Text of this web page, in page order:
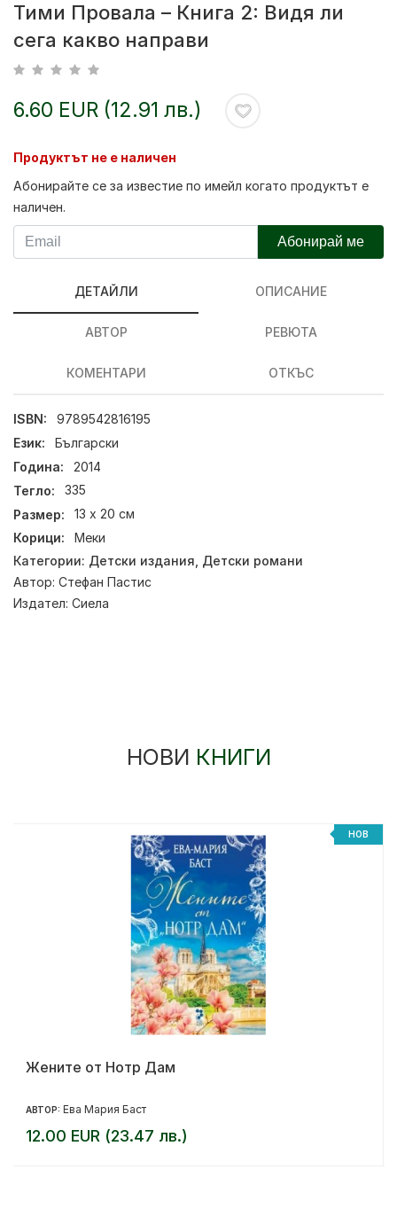
Тими Провала – Книга 2: Видя ли
сега какво направи
6.60 EUR (12.91 лв.)
Продуктът не е наличен
Абонирайте се за известие по имейл когато продуктът е
наличен.
Абонирай ме
ДЕТАЙЛИ ОПИСАНИЕ
АВТОР РЕВЮТА
КОМЕНТАРИ ОТКЪС
ISBN:
9789542816195
Език:
Български
Година:
2014
Тегло:
335
Размер:
13 х 20 см
Корици:
Меки
Категории: Детски издания Детски романи
Автор: Стефан Пастис
Издател: Сиела
НОВИ КНИГИ
НОВ
Жените от Нотр Дам
АВТОР: Ева Мария Баст
12.00 EUR (23.47 лв.)